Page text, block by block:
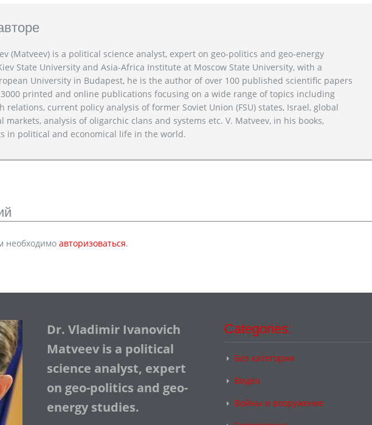
(Matveev) is a political science analyst, expert on geo-politics and geo-energy
State University and Asia-Africa Institute at Moscow State University, with a
University in Budapest, he is the author of over 100 published scientific papers
printed and online publications focusing on a wide range of topics including
current policy analysis of former Soviet Union (FSU) states, Israel, global
analysis of oligarchic clans and systems etc. V. Matveev, in his books,
in political and economical life in the world.
необходимо авторизоваться.
Dr. Vladimir Ivanovich
Matveev is a political
science analyst, expert
on geo-politics and geo-
energy studies.
Categories:
Без категории
Видео
Войны и вооружение